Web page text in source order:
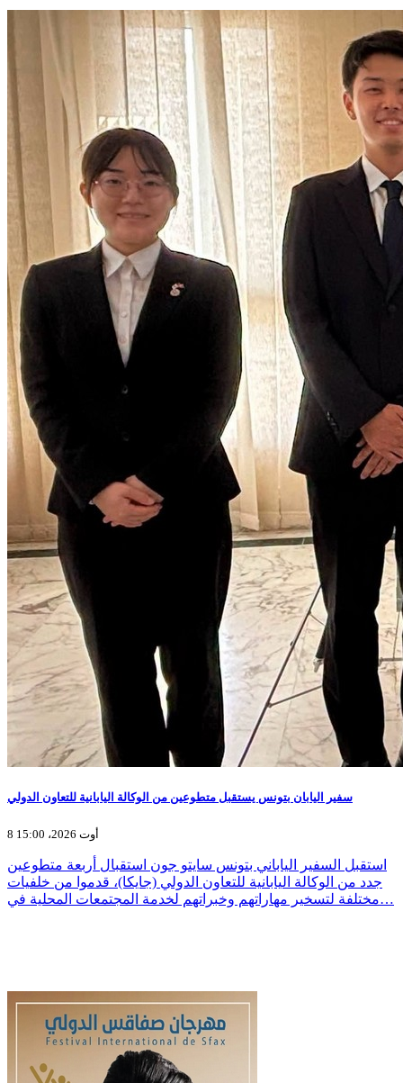
سفير اليابان بتونس يستقبل متطوعين من الوكالة اليابانية للتعاون الدولي
8 أوت 2026، 15:00
استقبل السفير الياباني بتونس سايتو جون استقبال أربعة متطوعين
جدد من الوكالة اليابانية للتعاون الدولي (جايكا)، قدموا من خلفيات
مختلفة لتسخير مهاراتهم وخبراتهم لخدمة المجتمعات المحلية في…